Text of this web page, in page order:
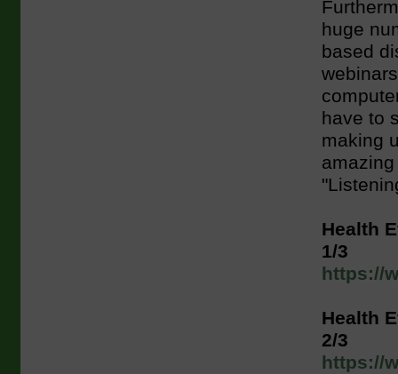
huge
based
have to
making
Health
1/3
https://
Health
2/3
https://